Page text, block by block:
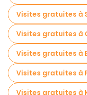
Visites gratuites à
Visites gratuites à
Visites gratuites à
Visites gratuites à
Visites gratuites à